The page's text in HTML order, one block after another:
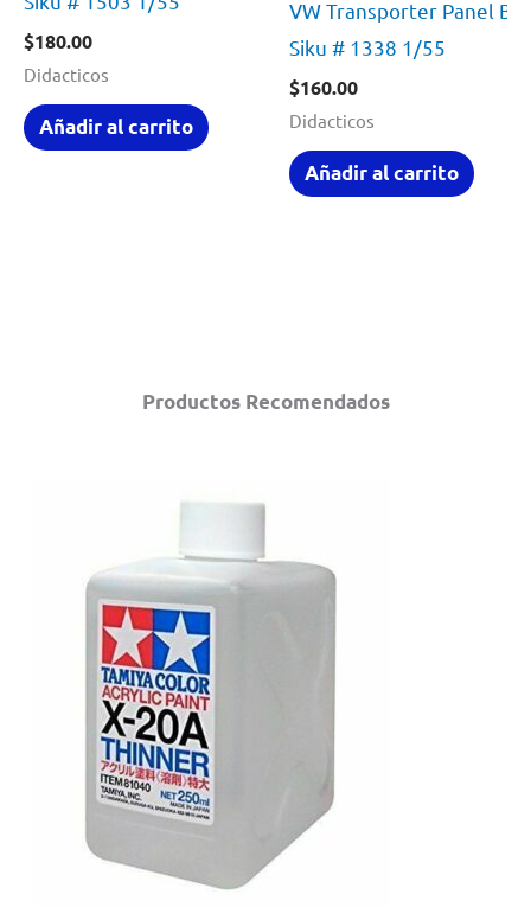
Productos Recomendados
$180.00
Didacticos
Añadir al carrito
VW Transporter Panel By
Siku # 1338 1/55
$160.00
Didacticos
Añadir al carrito